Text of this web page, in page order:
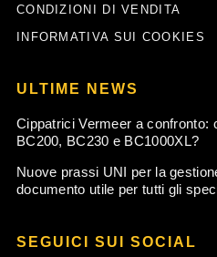
CONDIZIONI DI VENDITA
INFORMATIVA SUI COOKIES
ULTIME NEWS
Cippatrici Vermeer a confronto:
BC200, BC230 e BC1000XL?
Nuove prassi UNI per la
documento utile per tutti gli
SEGUICI SUI SOCIAL